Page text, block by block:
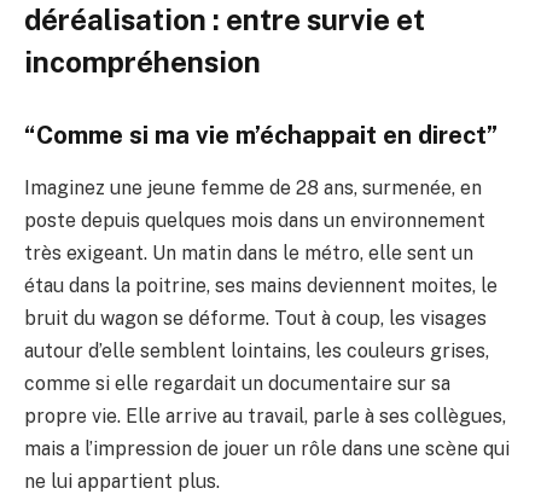
déréalisation : entre survie et
incompréhension
“Comme si ma vie m’échappait en direct”
Imaginez une jeune femme de 28 ans, surmenée, en
poste depuis quelques mois dans un environnement
très exigeant. Un matin dans le métro, elle sent un
étau dans la poitrine, ses mains deviennent moites, le
bruit du wagon se déforme. Tout à coup, les visages
autour d’elle semblent lointains, les couleurs grises,
comme si elle regardait un documentaire sur sa
propre vie. Elle arrive au travail, parle à ses collègues,
mais a l’impression de jouer un rôle dans une scène qui
ne lui appartient plus.